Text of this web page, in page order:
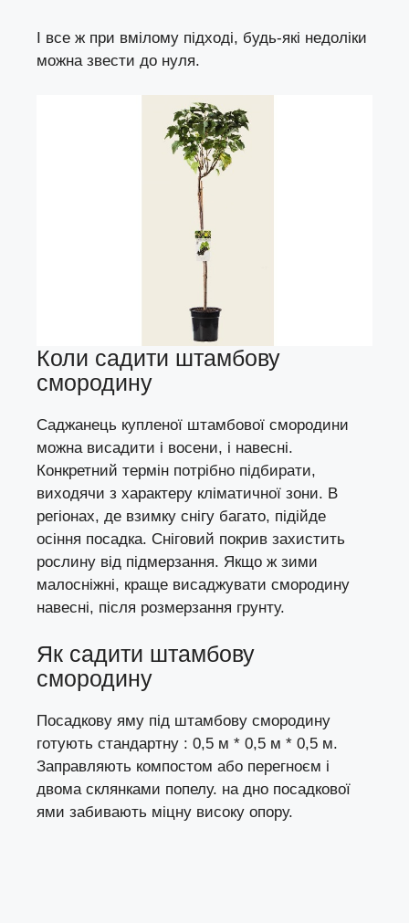
І все ж при вмілому підході, будь-які недоліки
можна звести до нуля.
Коли садити штамбову
смородину
Саджанець купленої штамбової смородини
можна висадити і восени, і навесні.
Конкретний термін потрібно підбирати,
виходячи з характеру кліматичної зони. В
регіонах, де взимку снігу багато, підійде
осіння посадка. Сніговий покрив захистить
рослину від підмерзання. Якщо ж зими
малосніжні, краще висаджувати смородину
навесні, після розмерзання грунту.
Як садити штамбову
смородину
Посадкову яму під штамбову смородину
готують стандартну : 0,5 м * 0,5 м * 0,5 м.
Заправляють компостом або перегноєм і
двома склянками попелу. на дно посадкової
ями забивають міцну високу опору.